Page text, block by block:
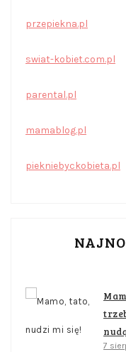
przepiekna.pl
swiat-kobiet.com.pl
parental.pl
mamablog.pl
piekniebyckobieta.pl
7